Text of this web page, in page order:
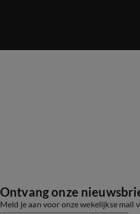
Ontvang onze
Meld je aan voor onze wekelijkse mail